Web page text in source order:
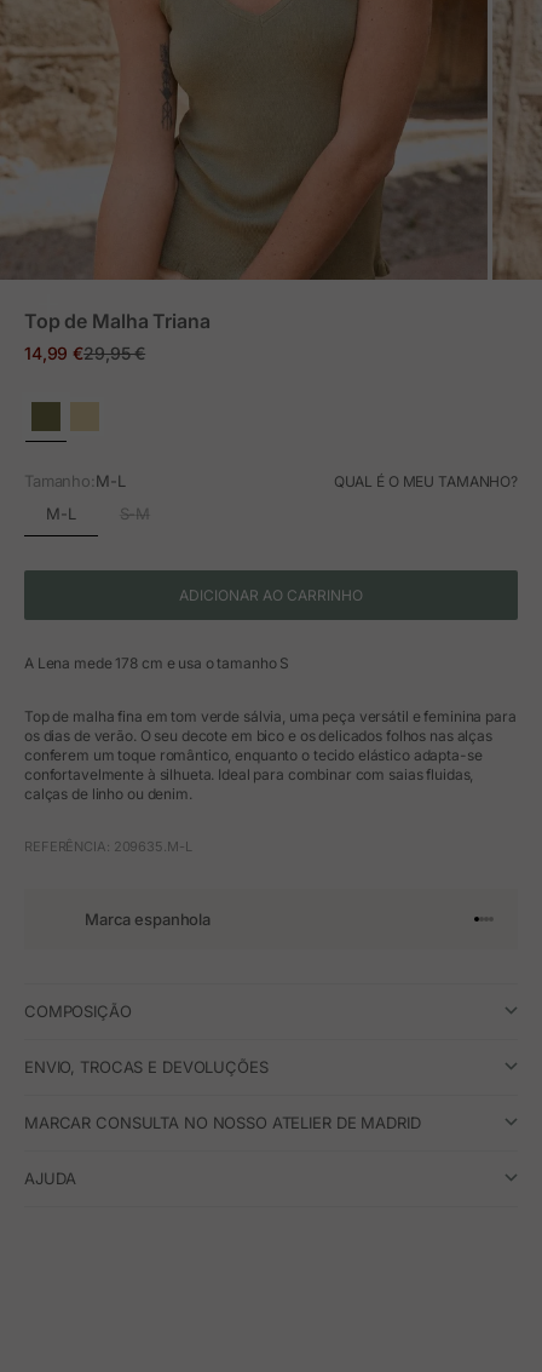
Top de Malha Triana
Preço em promoção
14,99 €Preço normal
29,95 €
Tamanho:M-L QUAL É O MEU TAMANHO?
M-L S-M
ADICIONAR AO CARRINHO
A Lena mede 178 cm e usa o tamanho S
Top de malha fina em tom verde sálvia, uma peça versátil e feminina para
os dias de verão. O seu decote em bico e os delicados folhos nas alças
conferem um toque romântico, enquanto o tecido elástico adapta-se
confortavelmente à silhueta. Ideal para combinar com saias fluidas,
calças de linho ou denim.
REFERÊNCIA: 209635.M-L
Marca espanhola Ir para o
Ir para
Ir para
Ir para
COMPOSIÇÃO
ENVIO, TROCAS E DEVOLUÇÕES
MARCAR CONSULTA NO NOSSO ATELIER DE MADRID
AJUDA